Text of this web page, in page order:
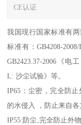
CE认证
我国现行国家标准有
标准有：GB4208-
GB2423.37-2006《
L: 沙尘试验》等。
IP65：尘密，完全防
的水侵入 ，防止来自
IP55:防尘,完全防止外